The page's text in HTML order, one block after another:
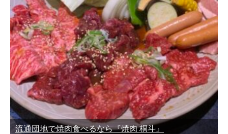
流通団地で焼肉食べるなら『焼肉 桐斗』